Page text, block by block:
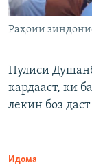
Раҳоии
Пулиси
кардааст, ки
лекин боз
Идома